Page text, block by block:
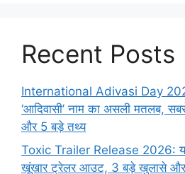
Recent Posts
International Adivasi Day
‘आदिवासी’ नाम का असली मतलब,
और 5 बड़े तथ्य
Toxic Trailer Release 2026: यश
खूंखार ट्रेलर आउट, 3 बड़े खुलासे और